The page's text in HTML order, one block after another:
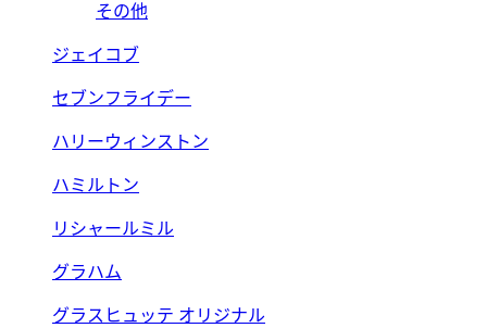
その他
ジェイコブ
セブンフライデー
ハリーウィンストン
ハミルトン
リシャールミル
グラハム
グラスヒュッテ オリジナル